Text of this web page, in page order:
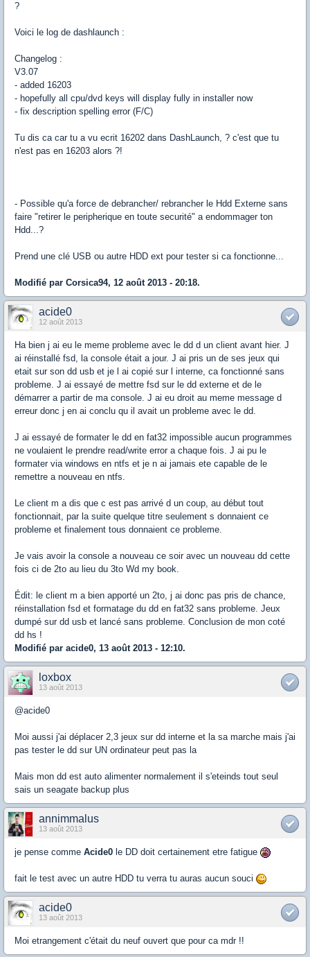
?
Voici le log de dashlaunch :
Changelog :
V3.07
- added 16203
- hopefully all cpu/dvd keys will display fully in installer now
- fix description spelling error (F/C)
Tu dis ca car tu a vu ecrit 16202 dans DashLaunch, ? c'est que tu
n'est pas en 16203 alors ?!
- Possible qu'a force de debrancher/ rebrancher le Hdd Externe sans
faire "retirer le peripherique en toute securité" a endommager ton
Hdd...?
Prend une clé USB ou autre HDD ext pour tester si ca fonctionne...
Modifié par Corsica94, 12 août 2013 - 20:18.
acide0
12 août 2013
Ha bien j ai eu le meme probleme avec le dd d un client avant hier. J
ai réinstallé fsd, la console était a jour. J ai pris un de ses jeux qui
etait sur son dd usb et je l ai copié sur l interne, ca fonctionné sans
probleme. J ai essayé de mettre fsd sur le dd externe et de le
démarrer a partir de ma console. J ai eu droit au meme message d
erreur donc j en ai conclu qu il avait un probleme avec le dd.
J ai essayé de formater le dd en fat32 impossible aucun programmes
ne voulaient le prendre read/write error a chaque fois. J ai pu le
formater via windows en ntfs et je n ai jamais ete capable de le
remettre a nouveau en ntfs.
Le client m a dis que c est pas arrivé d un coup, au début tout
fonctionnait, par la suite quelque titre seulement s donnaient ce
probleme et finalement tous donnaient ce probleme.
Je vais avoir la console a nouveau ce soir avec un nouveau dd cette
fois ci de 2to au lieu du 3to Wd my book.
Édit: le client m a bien apporté un 2to, j ai donc pas pris de chance,
réinstallation fsd et formatage du dd en fat32 sans probleme. Jeux
dumpé sur dd usb et lancé sans probleme. Conclusion de mon coté
dd hs !
Modifié par acide0, 13 août 2013 - 12:10.
loxbox
13 août 2013
@acide0
Moi aussi j'ai déplacer 2,3 jeux sur dd interne et la sa marche mais j'ai
pas tester le dd sur UN ordinateur peut pas la
Mais mon dd est auto alimenter normalement il s'eteinds tout seul
sais un seagate backup plus
annimmalus
13 août 2013
je pense comme Acide0 le DD doit certainement etre fatigue
fait le test avec un autre HDD tu verra tu auras aucun souci
acide0
13 août 2013
Moi etrangement c'était du neuf ouvert que pour ca mdr !!